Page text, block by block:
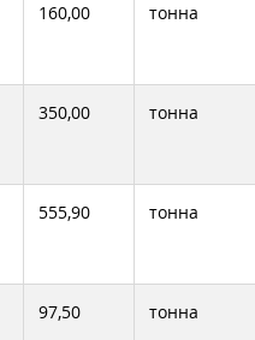
160,00 тонна
350,00 тонна
555,90 тонна
97,50 тонна